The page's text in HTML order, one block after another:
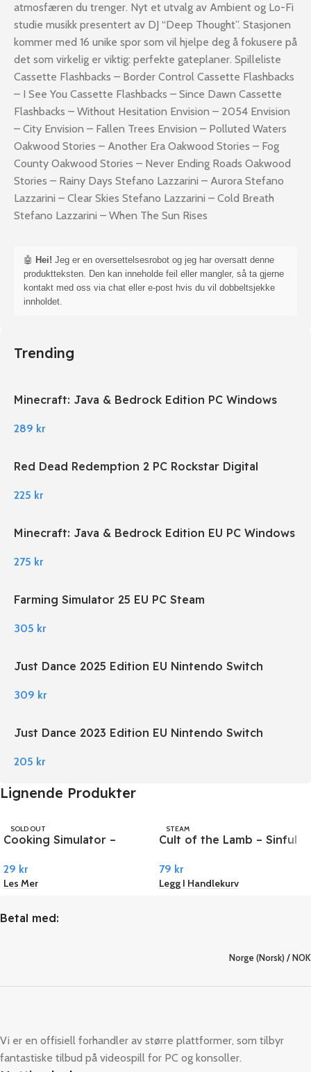
atmosfæren du trenger. Nyt et utvalg av Ambient og Lo-Fi
studie musikk presentert av DJ “Deep Thought”. Stasjonen
kommer med 16 unike spor som vil hjelpe deg å fokusere på
det som virkelig er viktig: perfekte gateplaner. Spilleliste
Cassette Flashbacks – Border Control Cassette Flashbacks
– I See You Cassette Flashbacks – Since Dawn Cassette
Flashbacks – Without Hesitation Envision – 2054 Envision
– City Envision – Fallen Trees Envision – Polluted Waters
Oakwood Stories – Another Era Oakwood Stories – Fog
County Oakwood Stories – Never Ending Roads Oakwood
Stories – Rainy Days Stefano Lazzarini – Aurora Stefano
Lazzarini – Clear Skies Stefano Lazzarini – Cold Breath
Stefano Lazzarini – When The Sun Rises
🤖 Hei! Jeg er en oversettelsesrobot og jeg har oversatt denne
produktteksten. Den kan inneholde feil eller mangler, så ta gjerne
kontakt med oss via chat eller e-post hvis du vil dobbeltsjekke
innholdet.
Trending
Minecraft: Java & Bedrock Edition PC Windows
289 kr
Red Dead Redemption 2 PC Rockstar Digital
225 kr
Minecraft: Java & Bedrock Edition EU PC Windows
275 kr
Farming Simulator 25 EU PC Steam
305 kr
Just Dance 2025 Edition EU Nintendo Switch
309 kr
Just Dance 2023 Edition EU Nintendo Switch
205 kr
Lignende Produkter
SOLD OUT
STEAM
Cooking Simulator –
29 kr
Les Mer
STEAM
Cult of the Lamb – Sinful
79 kr
Legg I Handlekurv
Betal med:
Norge (Norsk) / NOK
Vi er en offisiell forhandler av større plattformer, som tilbyr
fantastiske tilbud på videospill for PC og konsoller.